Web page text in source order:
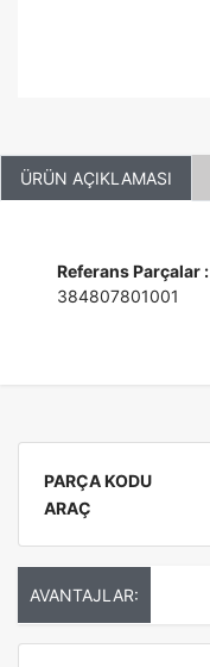
ÜRÜN AÇIKLAMASI
Referans Parçalar :
384807801001
PARÇA KODU
ARAÇ
AVANTAJLAR: